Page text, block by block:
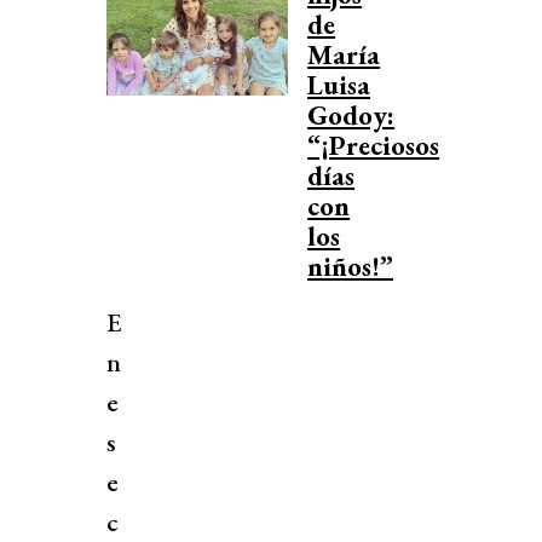
de
María
Luisa
Godoy:
“¡Preciosos
días
con
los
niños!”
E
n
e
s
e
c